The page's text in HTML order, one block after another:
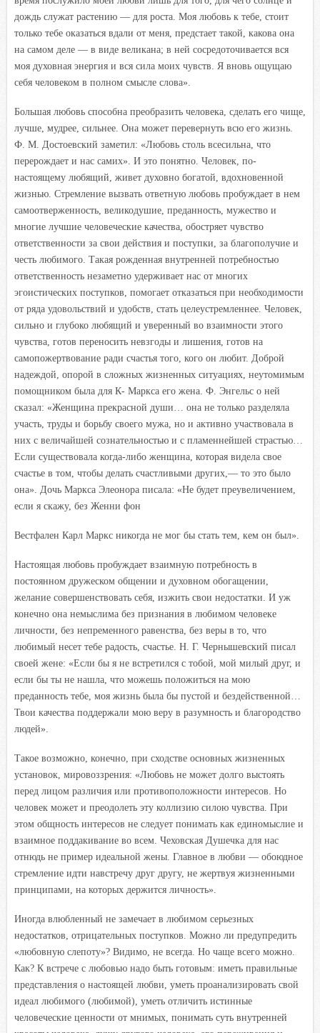
дождь служат растению — для роста. Моя любовь к тебе, стоит
только тебе оказаться вдали от меня, предстает такой, какова она
на самом деле — в виде великана; в ней сосредоточивается вся
моя духовная энергия и вся сила моих чувств. Я вновь ощущаю
себя человеком в полном смысле слова».
Большая любовь способна преобразить человека, сделать его чище,
лучше, мудрее, сильнее. Она может перевернуть всю его жизнь.
Ф. М. Достоевский заметил: «Любовь столь всесильна, что
перерождает и нас самих». И это понятно. Человек, по-
настоящему любящий, живет духовно богатой, вдохновенной
жизнью. Стремление вызвать ответную любовь пробуждает в нем
самоотверженность, великодушие, преданность, мужество и
многие лучшие человеческие качества, обостряет чувство
ответственности за свои действия и поступки, за благополучие и
честь любимого. Такая рожденная внутренней потребностью
ответственность незаметно удерживает нас от многих
эгоистических поступков, помогает отказаться при необходимости
от ряда удовольствий и удобств, стать целеустремленнее. Человек,
сильно и глубоко любящий и уверенный во взаимности этого
чувства, готов переносить невзгоды и лишения, готов на
самопожертвование ради счастья того, кого он любит. Доброй
надеждой, опорой в сложных жизненных ситуациях, неутомимым
помощником была для К- Маркса его жена. Ф. Энгельс о ней
сказал: «Женщина прекрасной души… она не только разделяла
участь, труды и борьбу своего мужа, но и активно участвовала в
них с величайшей сознательностью и с пламеннейшей страстью…
Если существовала когда-либо женщина, которая видела свое
счастье в том, чтобы делать счастливыми других,— то это было
она». Дочь Маркса Элеонора писала: «Не будет преувеличением,
если я скажу, без Женни фон
Вестфален Карл Маркс никогда не мог бы стать тем, кем он был».
Настоящая любовь пробуждает взаимную потребность в
постоянном дружеском общении и духовном обогащении,
желание совершенствовать себя, изжить свои недостатки. И уж
конечно она немыслима без признания в любимом человеке
личности, без непременного равенства, без веры в то, что
любимый несет тебе радость, счастье. Н. Г. Чернышевский писал
своей жене: «Если бы я не встретился с тобой, мой милый друг, и
если бы ты не нашла, что можешь положиться на мою
преданность тебе, моя жизнь была бы пустой и бездейственной…
Твои качества поддержали мою веру в разумность и благородство
людей».
Такое возможно, конечно, при сходстве основных жизненных
установок, мировоззрения: «Любовь не может долго выстоять
перед лицом различия или противоположности интересов. Но
человек может и преодолеть эту коллизию силою чувства. При
этом общность интересов не следует понимать как единомыслие и
взаимное поддакивание во всем. Чеховская Душечка для нас
отнюдь не пример идеальной жены. Главное в любви — обоюдное
стремление идти навстречу друг другу, не жертвуя жизненными
принципами, на которых держится личность».
Иногда влюбленный не замечает в любимом серьезных
недостатков, отрицательных поступков. Можно ли предупредить
«любовную слепоту»? Видимо, не всегда. Но чаще всего можно.
Как? К встрече с любовью надо быть готовым: иметь правильные
представления о настоящей любви, уметь проанализировать свой
идеал любимого (любимой), уметь отличить истинные
человеческие ценности от мнимых, понимать суть внутренней